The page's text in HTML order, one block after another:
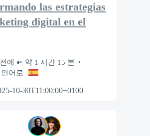
las estrategias
digital en el
에
약 1 시간 15 분
어로
10-30T11:00:00+0100